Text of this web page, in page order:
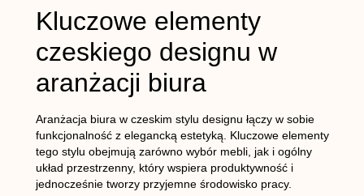
Kluczowe elementy
czeskiego designu w
aranżacji biura
Aranżacja biura w czeskim stylu designu łączy w sobie
funkcjonalność z elegancką estetyką. Kluczowe elementy
tego stylu obejmują zarówno wybór mebli, jak i ogólny
układ przestrzenny, który wspiera produktywność i
jednocześnie tworzy przyjemne środowisko pracy.